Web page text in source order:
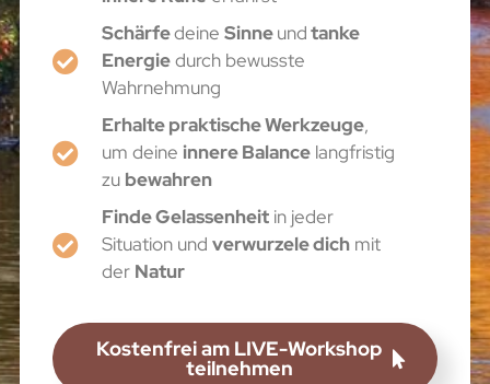
Schärfedeine Sinneundtanke
Energiedurch bewusste
Wahrnehmung
Erhalte praktische Werkzeuge,
um deine innere Balancelangfristig
zu bewahren
Finde Gelassenheitin jeder
Situation und verwurzele dichmit
der Natur
Kostenfrei am LIVE-Workshop
teilnehmen